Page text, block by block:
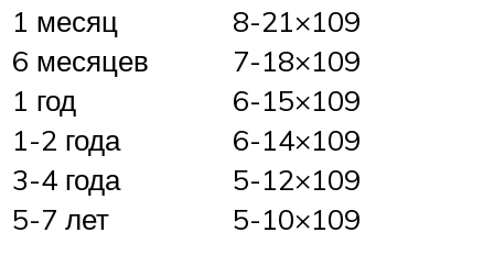
1 месяц
8-21×109
6 месяцев
7-18×109
1 год
6-15×109
1-2 года
6-14×109
3-4 года
5-12×109
5-7 лет
5-10×109